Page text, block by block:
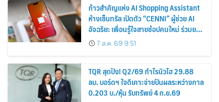
ก้าวสำคัญแห่ง AI Shopping Assistant
ห้างเซ็นทรัล เปิดตัว “CENNI” ผู้ช่วย AI
อัจฉริยะ เพื่อนรู้ใจสายช้อปคนใหม่ ร่วมยก
ระดับประสบการณ์ช้อปปิ้งให้ง่ายขึ้นได้ ใน
แชตเดียว
7 ส.ค. 69 9:51
TQR สุดปัง! Q2/69 กำไรนิวไฮ 29.88
ลบ. บอร์ดฯ ใจดีเคาะจ่ายปันผลระหว่างกาล
0.203 บ./หุ้น รับทรัพย์ 4 ก.ย.69